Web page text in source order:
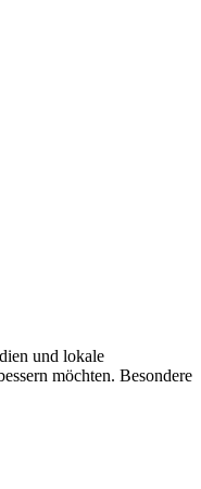
und lokale
möchten. Besondere